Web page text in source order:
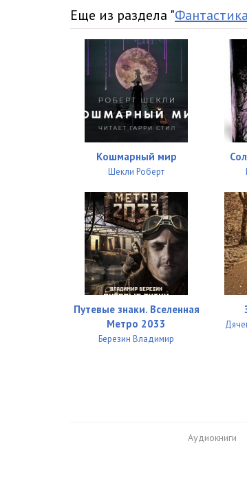
Еще из раздела "
Кошмарный мир
Шекли Роберт
Путевые знаки. Вселенная
Метро 2033
Березин Владимир
Аудиокниги